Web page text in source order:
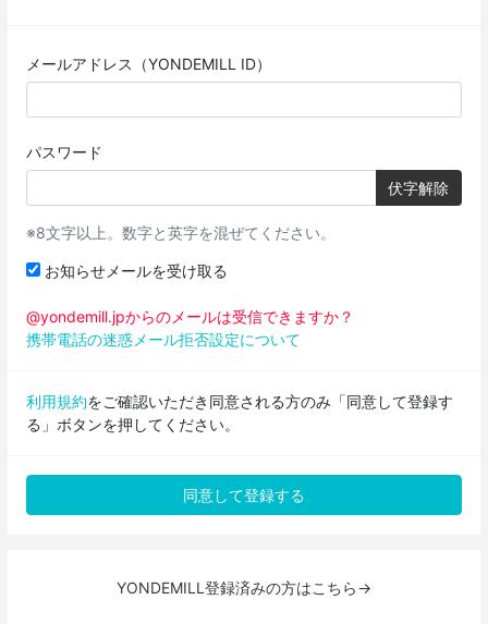
メールアドレス（YONDEMILL ID）
パスワード
伏字解除
※8文字以上。数字と英字を混ぜてください。
お知らせメールを受け取る
@yondemill.jpからのメールは受信できますか？
携帯電話の迷惑メール拒否設定について
利用規約をご確認いただき同意される方のみ「同意して登録す
る」ボタンを押してください。
YONDEMILL登録済みの方はこちら→